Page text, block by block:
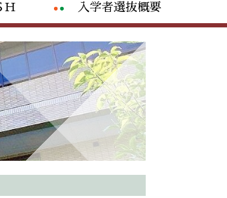
Ｈ 入学者選抜概要